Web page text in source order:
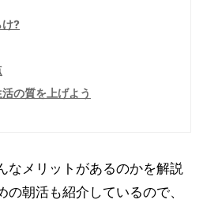
?
の質を上げよう
なメリットがあるのかを解説
の朝活も紹介しているので、